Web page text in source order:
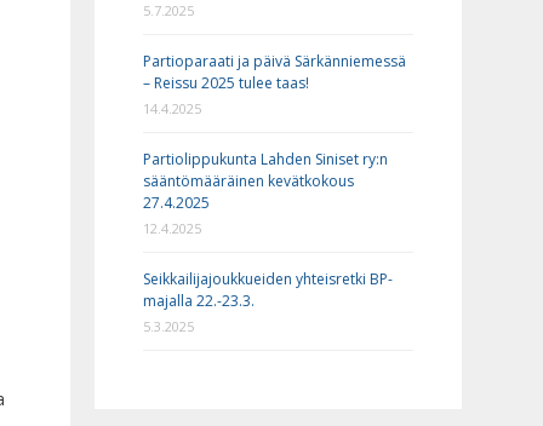
5.7.2025
Partioparaati ja päivä Särkänniemessä
– Reissu 2025 tulee taas!
14.4.2025
Partiolippukunta Lahden Siniset ry:n
sääntömääräinen kevätkokous
27.4.2025
12.4.2025
Seikkailijajoukkueiden yhteisretki BP-
majalla 22.-23.3.
5.3.2025